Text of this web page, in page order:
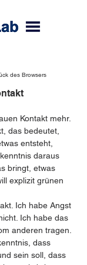
des Browsers
Kontakt mehr.
das bedeutet,
entsteht,
daraus
bringt, etwas
explizit grünen
Ich habe Angst
Ich habe das
anderen tragen.
dass
sein soll, dass